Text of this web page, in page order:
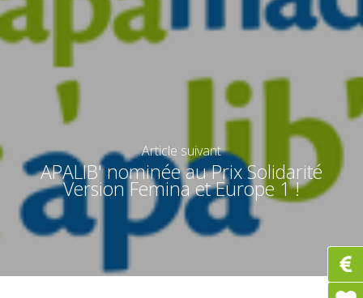
Article suivant
APALIB' nominée au Prix Solidarité
Version Femina et Europe 1 !